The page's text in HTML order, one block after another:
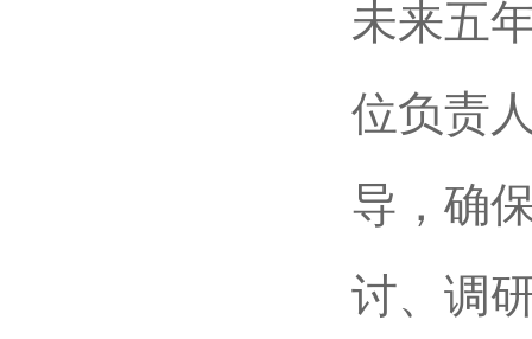
未来五
位负责
导，确
讨、调